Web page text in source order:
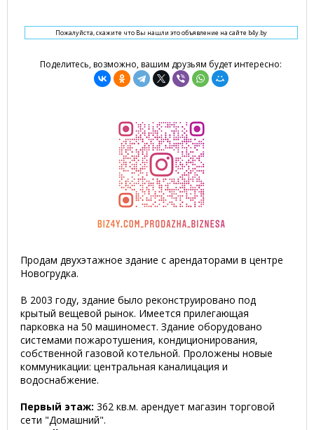
Пожалуйста, скажите что Вы нашли это объявление на сайте b4y.by
Поделитесь, возможно, вашим друзьям будет интересно:
Продам двухэтажное здание с арендаторами в центре
Новогрудка.
В 2003 году, здание было реконструировано под
крытый вещевой рынок. Имеется прилегающая
парковка на 50 машиномест. Здание оборудовано
системами пожаротушения, кондиционирования,
собственной газовой котельной. Проложены новые
коммуникации: центральная каналицация и
водоснабжение.
Первый этаж: 362 кв.м. арендует магазин торговой
сети "Домашний".